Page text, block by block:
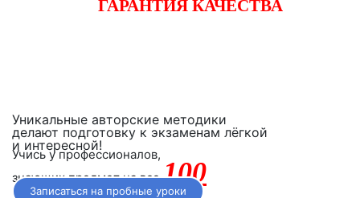
ГАРАНТИЯ КАЧЕСТВА
Уникальные авторские методики
делают подготовку к экзаменам лёгкой
и интересной!
Учись у профессионалов,
знающих предмет на все100
Записаться на пробные уроки